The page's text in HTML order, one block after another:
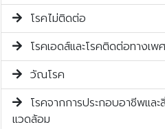
โรคไม่ติดต่อ
โรคเอดส์และโรคติดต่อทางเ
วัณโรค
โรคจากการประกอบอาชีพและ
แวดล้อม